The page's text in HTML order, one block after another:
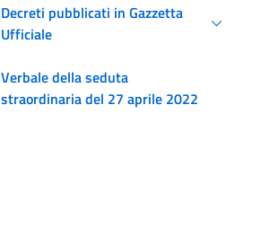
Decreti pubblicati in Gazzetta
Ufficiale
Verbale della seduta
straordinaria del 27 aprile 2022